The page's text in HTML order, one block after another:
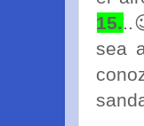
15.
sea